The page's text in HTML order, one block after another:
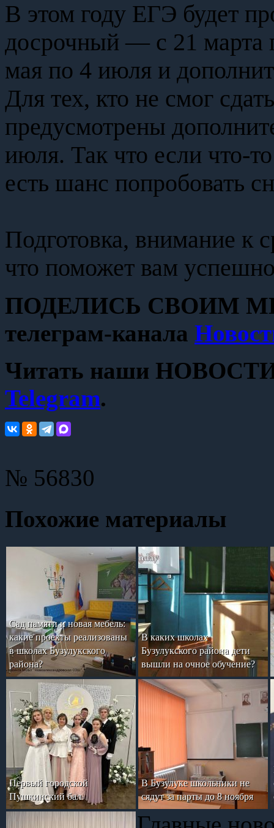
В этом году ЕГЭ будет
досрочный — с 21 марта
мая по 4 июля и
Для тех, кто не смог
предусмотрены
июля. Так что если что-
есть шанс попробовать
Подготовка, внимание к
что поможет вам
ПОДЕЛИСЬ СВОИМ
телеграм-канала
Читать наши НОВОСТИ
Telegram.
№ 56830
Похожие материалы
Сад памяти и новая мебель:
какие проекты реализованы
в школах Бузулукского
района?
В каких школах
Бузулукского района дети
вышли на очное обучение?
Первый городской
Пушкинский бал
В Бузулуке школьники не
сядут за парты до 8 ноября